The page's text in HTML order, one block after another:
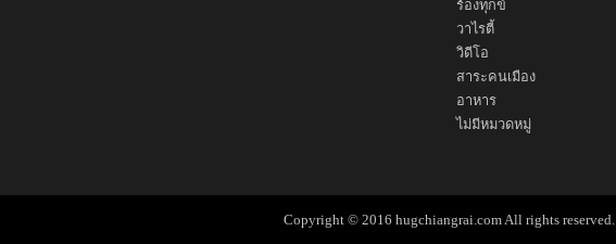
ร้องทุกข์
วาไรตี้
วิดีโอ
สาระคนเมือง
อาหาร
ไม่มีหมวดหมู่
Copyright © 2016 hugchiangrai.com All rights reserved.